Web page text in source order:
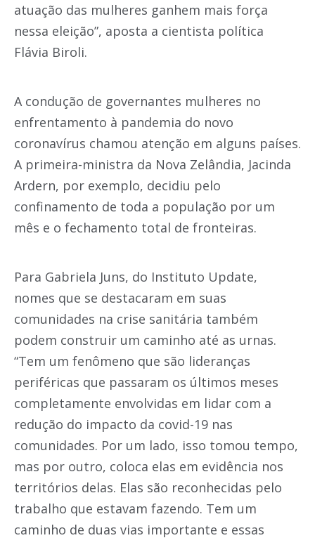
atuação das mulheres ganhem mais força
nessa eleição”, aposta a cientista política
Flávia Biroli.
A condução de governantes mulheres no
enfrentamento à pandemia do novo
coronavírus chamou atenção em alguns países.
A primeira-ministra da Nova Zelândia, Jacinda
Ardern, por exemplo, decidiu pelo
confinamento de toda a população por um
mês e o fechamento total de fronteiras.
Para Gabriela Juns, do Instituto Update,
nomes que se destacaram em suas
comunidades na crise sanitária também
podem construir um caminho até as urnas.
“Tem um fenômeno que são lideranças
periféricas que passaram os últimos meses
completamente envolvidas em lidar com a
redução do impacto da covid-19 nas
comunidades. Por um lado, isso tomou tempo,
mas por outro, coloca elas em evidência nos
territórios delas. Elas são reconhecidas pelo
trabalho que estavam fazendo. Tem um
caminho de duas vias importante e essas